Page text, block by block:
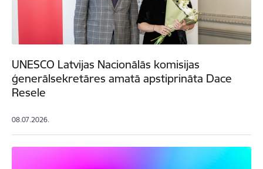
UNESCO Latvijas Nacionālās komisijas
ģenerālsekretāres amatā apstiprināta Dace
Resele
08.07.2026.